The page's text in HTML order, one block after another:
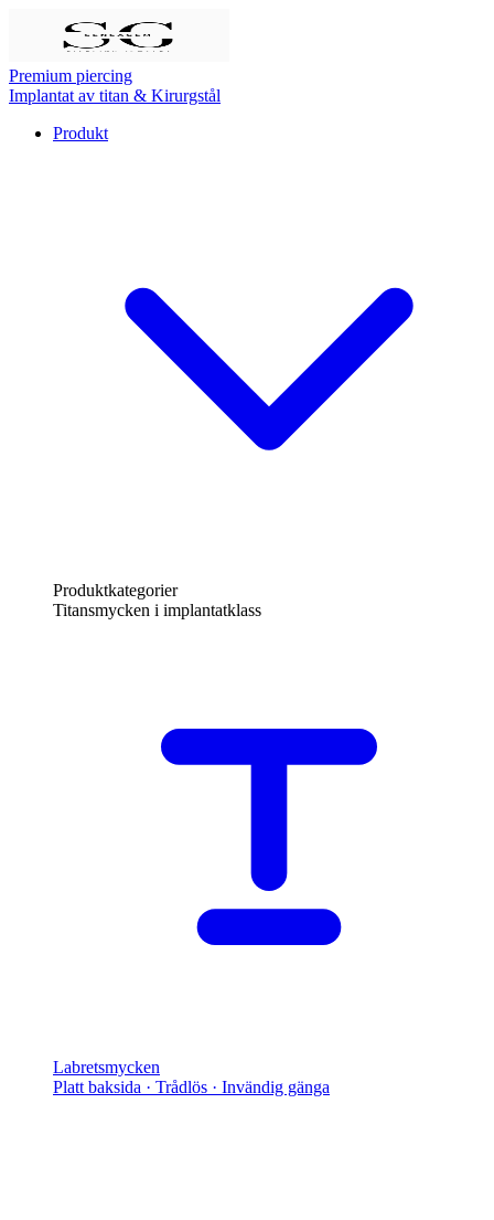
Premium piercing
Implantat av titan & Kirurgstål
Produkt
Produktkategorier
Titansmycken i implantatklass
Labretsmycken
Platt baksida · Trådlös · Invändig gänga